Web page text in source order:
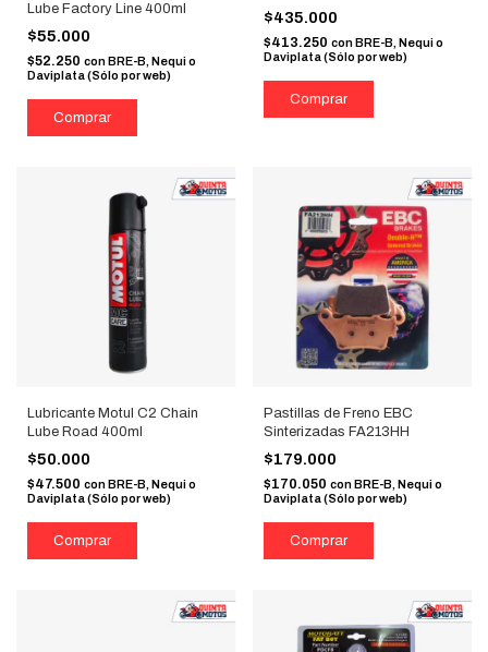
Lube Factory Line 400ml
$55.000
$52.250 con BRE-B, Nequi o
Daviplata (Sólo por web)
$435.000
$413.250 con BRE-B, Nequi o
Daviplata (Sólo por web)
Lubricante Motul C2 Chain
Lube Road 400ml
$50.000
$47.500 conBRE-B, Nequi o
Daviplata (Sólo por web)
Pastillas de Freno EBC
Sinterizadas FA213HH
$179.000
$170.050 con BRE-B, Nequi o
Daviplata (Sólo por web)